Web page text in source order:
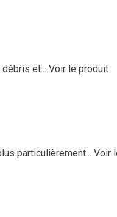
et... Voir le produit
particulièrement... Voir